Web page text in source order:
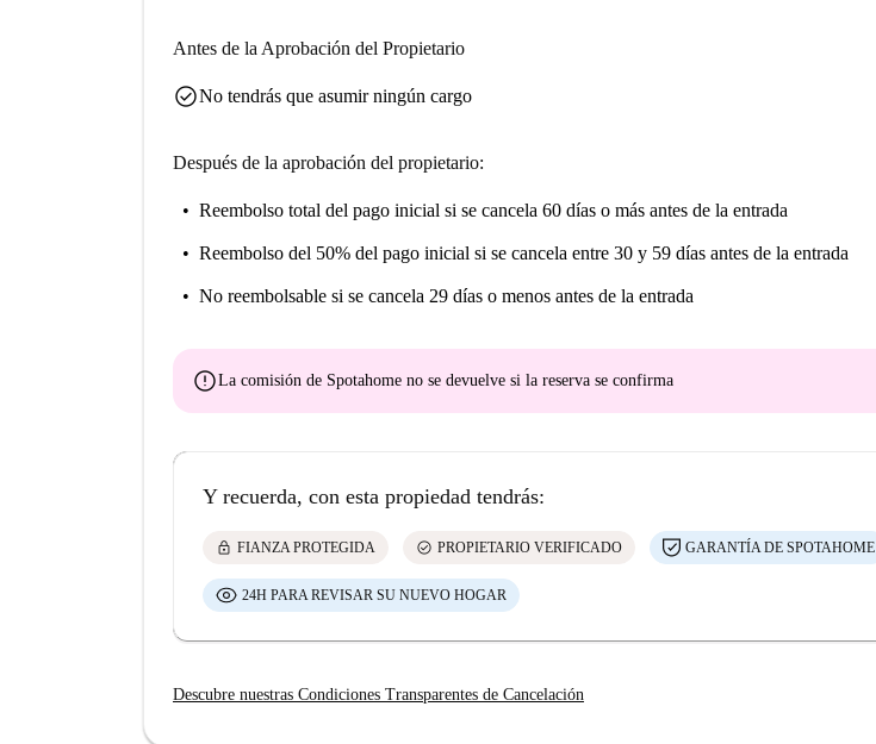
Antes de la Aprobación del Propietario
check_circleNo tendrás que asumir ningún cargo
Después de la aprobación del propietario:
Reembolso total del pago inicial si se cancela 60 días o más antes de la entrada
Reembolso del 50% del pago inicial si se cancela entre 30 y 59 días antes de la entrada
No reembolsable si se cancela 29 días o menos antes de la entrada
errorLa comisión de Spotahome no se devuelve si la reserva se confirma
Y recuerda, con esta propiedad tendrás:
lock FIANZA PROTEGIDA check_circle PROPIETARIO VERIFICADO GARANTÍA DE SPOTAHOME
24H PARA REVISAR SU NUEVO HOGAR
Descubre nuestras Condiciones Transparentes de Cancelación